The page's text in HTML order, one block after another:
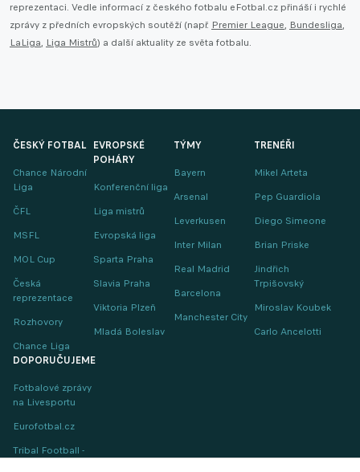
reprezentaci. Vedle informací z českého fotbalu eFotbal.cz přináší i rychlé
zprávy z předních evropských soutěží (např. Premier League, Bundesliga,
LaLiga, Liga Mistrů) a další aktuality ze světa fotbalu.
ČESKÝ FOTBAL
Chance Národní
Liga
ČFL
MSFL
MOL Cup
Česká
reprezentace
Rozhovory
Chance Liga
EVROPSKÉ
POHÁRY
Konferenční liga
Liga mistrů
Evropská liga
Sparta Praha
Slavia Praha
Viktoria Plzeň
Mladá Boleslav
TÝMY
Bayern
Arsenal
Leverkusen
Inter Milan
Real Madrid
Barcelona
Manchester City
TRENÉŘI
Mikel Arteta
Pep Guardiola
Diego Simeone
Brian Priske
Jindřich
Trpišovský
Miroslav Koubek
Carlo Ancelotti
DOPORUČUJEME
Fotbalové zprávy
na Livesportu
Eurofotbal.cz
Tribal Football -